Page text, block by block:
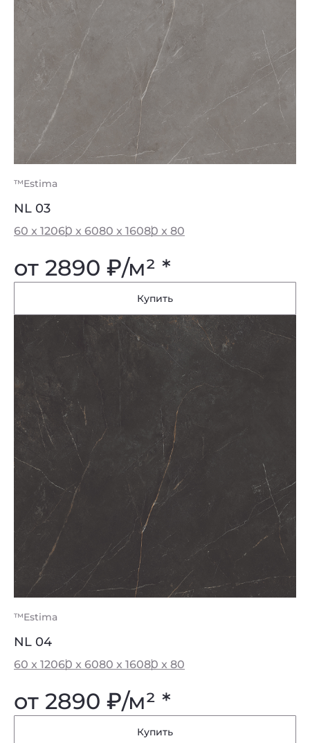
™Estima
NL 03
60 x 12060 x 6080 x 16080 x 80
от 2890 ₽/м² *
Купить
™Estima
NL 04
60 x 12060 x 6080 x 16080 x 80
от 2890 ₽/м² *
Купить